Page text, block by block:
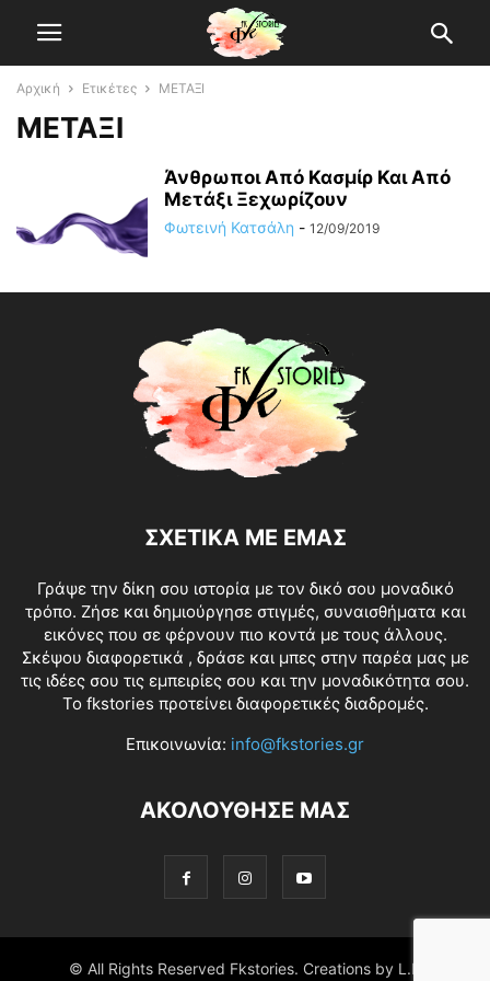
Αρχική Ετικέτες ΜΕΤΑΞΙ
ΜΕΤΑΞΙ
Άνθρωποι Από Κασμίρ Και Από
Μετάξι Ξεχωρίζουν
Φωτεινή Κατσάλη - 12/09/2019
ΣΧΕΤΙΚΑ ΜΕ ΕΜΑΣ
Γράψε την δίκη σου ιστορία με τον δικό σου μοναδικό
τρόπο. Ζήσε και δημιούργησε στιγμές, συναισθήματα και
εικόνες που σε φέρνουν πιο κοντά με τους άλλους.
Σκέψου διαφορετικά , δράσε και μπες στην παρέα μας με
τις ιδέες σου τις εμπειρίες σου και την μοναδικότητα σου.
Το fkstories προτείνει διαφορετικές διαδρομές.
Επικοινωνία: info@fkstories.gr
ΑΚΟΛΟΥΘΗΣΕ ΜΑΣ
© All Rights Reserved Fkstories. Creations by L.K